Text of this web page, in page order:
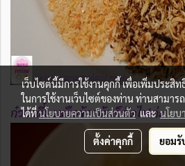
ก๋วยเตี๋ยวหรือข้าวต้มก็จัดไปค่ะ
เว็บไซต์นี้มีการใช้งานคุกกี้ เพื่อเพิ่มประ
ในการใช้งานเว็บไซต์ของท่าน ท่านสามาร
ได้ที่นโยบายความเป็นส่วนตัวและนโยบ
ตั้งค่าคุกกี้ ยอมรั